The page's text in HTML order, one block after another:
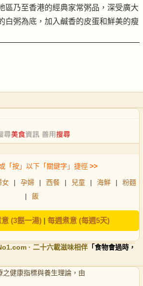
區乃至香港的經典家常粥品，深受廣大
白粥為底，加入鹹香的皮蛋和鮮美的瘦
「按」以下「關鍵字」捷徑 >>
女 | 孕婦 | 西餐 | 兒童 | 海鮮 |
粉麵
|
飯
(3餸一湯)| 每週煮意 (每週5天)
.com · 二十六載滋味相伴 「食物會過時，
之健康指標與養生理論，由